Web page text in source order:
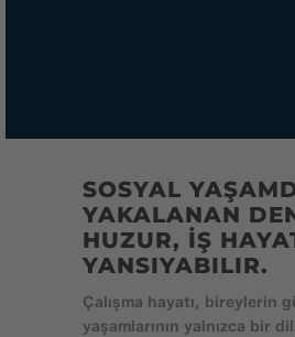
SOSYAL
YAKALANAN
HUZUR, İŞ
YANSIYABILIR.
Çalışma hayatı, bireylerin
yaşamlarının yalnızca bir